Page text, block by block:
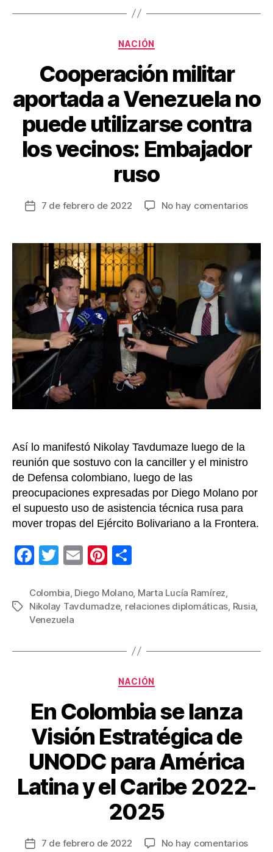
o
tir
Categorías
NACIÓN
Cooperación militar
aportada a Venezuela no
puede utilizarse contra
los vecinos: Embajador
ruso
Fecha
entrada
7 de febrero de 2022 No hay comentariosen
a
no
los
Así lo manifestó Nikolay Tavdumaze luego de la
reunión que sostuvo con la canciller y el ministro
de Defensa colombiano, luego de las
preocupaciones expresadas por Diego Molano por
el supuesto uso de asistencia técnica rusa para
mover tropas del Ejército Bolivariano a la Frontera.
F
c
e
o
T
tt
er
E
ail
Pi
er
e
m
p
tir
Etiquetas
Colombia, Diego Molano, Marta Lucía Ramírez,
Nikolay Tavdumadze, relaciones diplomáticas, Rusia,
Venezuela
Categorías
NACIÓN
En Colombia se lanza
Visión Estratégica de
UNODC para América
Latina y el Caribe 2022-
2025
Fecha7 de febrero de 2022 No hay comentariosen